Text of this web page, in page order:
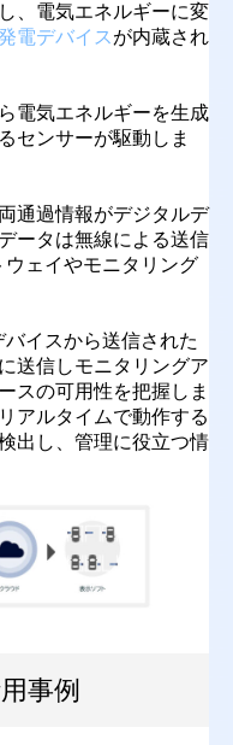
、電気エネルギーに変
電デバイス が内蔵され
電気エネルギーを生成
センサーが駆動しま
通過情報がデジタルデ
ータは無線による送信
ェイやモニタリング
イスから送信された
送信しモニタリングア
スの可用性を把握しま
アルタイムで動作する
出し、管理に役立つ情
事例